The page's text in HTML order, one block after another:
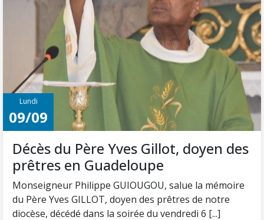
Lundi
09/09
Décès du Père Yves Gillot, doyen des
prêtres en Guadeloupe
Monseigneur Philippe GUIOUGOU, salue la mémoire
du Père Yves GILLOT, doyen des prêtres de notre
diocèse, décédé dans la soirée du vendredi 6 [...]